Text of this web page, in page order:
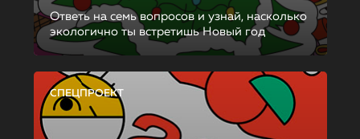
Ответь на семь вопросов и узнай, насколько
экологично ты встретишь Новый год
СПЕЦПРОЕКТ